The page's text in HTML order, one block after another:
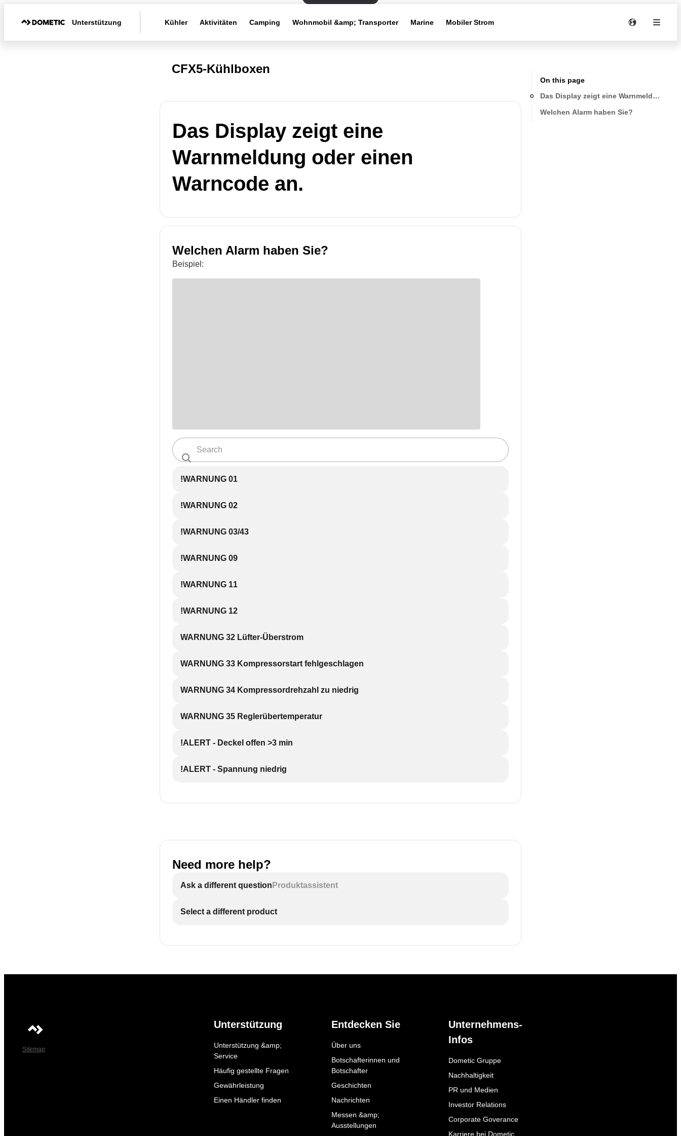
Unterstützung Kühler Aktivitäten Camping Wohnmobil &amp; Transporter Marine Mobiler Strom
CFX5-Kühlboxen
Das Display zeigt eine
Warnmeldung oder einen
Warncode an.
Welchen Alarm haben Sie?
Beispiel:
!WARNUNG 01
!WARNUNG 02
!WARNUNG 03/43
!WARNUNG 09
!WARNUNG 11
!WARNUNG 12
WARNUNG 32 Lüfter-Überstrom
WARNUNG 33 Kompressorstart fehlgeschlagen
WARNUNG 34 Kompressordrehzahl zu niedrig
WARNUNG 35 Reglerübertemperatur
!ALERT - Deckel offen >3 min
!ALERT - Spannung niedrig
Need more help?
Ask a different question Produktassistent
Select a different product
On this page
Das Display zeigt eine Warnmeldung
Welchen Alarm haben Sie?
Sitemap
Unterstützung
Unterstützung &amp;
Service
Häufig gestellte Fragen
Gewährleistung
Einen Händler finden
Entdecken Sie
Über uns
Botschafterinnen und
Botschafter
Geschichten
Nachrichten
Messen &amp;
Ausstellungen
Unternehmens-
Infos
Dometic Gruppe
Nachhaltigkeit
PR und Medien
Investor Relations
Corporate Goverance
Karriere bei Dometic